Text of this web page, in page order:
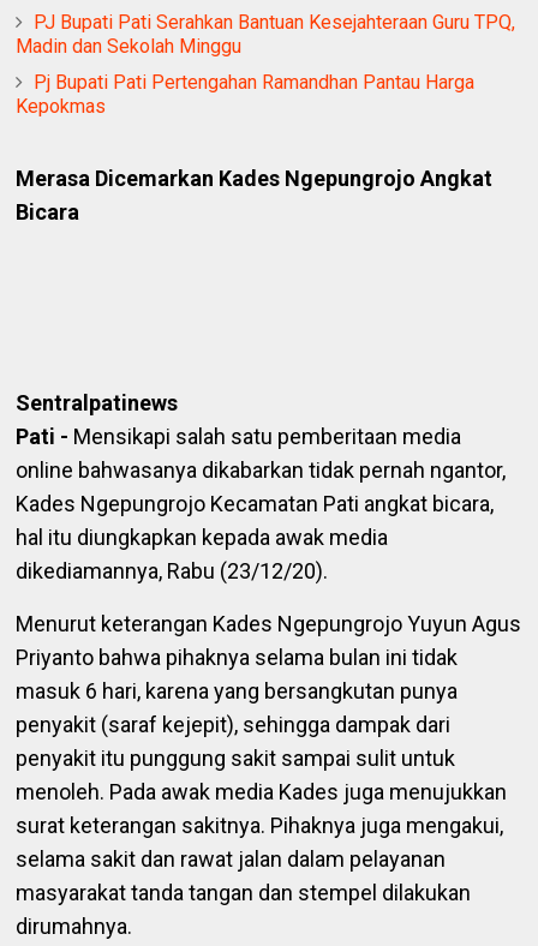
PJ Bupati Pati Serahkan Bantuan Kesejahteraan Guru TPQ,
Madin dan Sekolah Minggu
Pj Bupati Pati Pertengahan Ramandhan Pantau Harga
Kepokmas
Merasa Dicemarkan Kades Ngepungrojo Angkat
Bicara
Sentralpatinews
Pati - Mensikapi salah satu pemberitaan media
online bahwasanya dikabarkan tidak pernah ngantor,
Kades Ngepungrojo Kecamatan Pati angkat bicara,
hal itu diungkapkan kepada awak media
dikediamannya, Rabu (23/12/20).
Menurut keterangan Kades Ngepungrojo Yuyun Agus
Priyanto bahwa pihaknya selama bulan ini tidak
masuk 6 hari, karena yang bersangkutan punya
penyakit (saraf kejepit), sehingga dampak dari
penyakit itu punggung sakit sampai sulit untuk
menoleh. Pada awak media Kades juga menujukkan
surat keterangan sakitnya. Pihaknya juga mengakui,
selama sakit dan rawat jalan dalam pelayanan
masyarakat tanda tangan dan stempel dilakukan
dirumahnya.